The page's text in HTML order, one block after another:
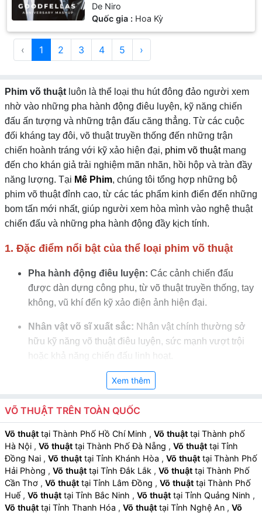
De Niro
Quốc gia : Hoa Kỳ
‹ 1 2 3 4 5 ›
Phim võ thuậtluôn là thể loại thu hút đông đảo người xem
nhờ vào những pha hành động điêu luyện, kỹ năng chiến
đấu ấn tượng và những trận đấu căng thẳng. Từ các cuộc
đối kháng tay đôi, võ thuật truyền thống đến những trận
chiến hoành tráng với kỹ xảo hiện đại, phim võ thuậtmang
đến cho khán giả trải nghiệm mãn nhãn, hồi hộp và tràn đầy
năng lượng. Tại Mê Phim, chúng tôi tổng hợp những bộ
phim võ thuật đỉnh cao, từ các tác phẩm kinh điển đến những
bom tấn mới nhất, giúp người xem hòa mình vào nghệ thuật
chiến đấu và những pha hành động đầy kịch tính.
1. Đặc điểm nổi bật của thể loại phim võ thuật
Pha hành động điêu luyện: Các cảnh chiến đấu
được dàn dựng công phu, từ võ thuật truyền thống, tay
không, vũ khí đến kỹ xảo điện ảnh hiện đại.
Nhân vật võ sĩ xuất sắc: Nhân vật chính thường sở
hữu kỹ năng võ thuật điêu luyện, sức mạnh vượt trội
hoặc khả năng chiến đấu linh hoạt.
Câu chuyện tranh đấu và danh dự:
danh dự hoặc các sứ mệnh quan trọng.
Hiệu ứng hình ảnh và âm nhạc sống động:Kỹ xảo
chiến đấu, ánh sáng, âm nhạc hùng tráng và hiệu ứng
âm thanh tăng cảm giác kịch tính và chân thực.
Xem thêm
VÕ THUẬT TRÊN TOÀN QUỐC
Võ thuật tại Thành Phố Hồ Chí Minh , Võ thuật tại Thành phố
Hà Nội , Võ thuật tại Thành Phố Đà Nẵng , Võ thuật tại Tỉnh
Đồng Nai , Võ thuật tại Tỉnh Khánh Hòa , Võ thuật tại Thành Phố
Hải Phòng , Võ thuật tại Tỉnh Đắk Lắk , Võ thuật tại Thành Phố
Cần Thơ , Võ thuật tại Tỉnh Lâm Đồng , Võ thuật tại Thành Phố
Huế , Võ thuật tại Tỉnh Bắc Ninh , Võ thuật tại Tỉnh Quảng Ninh ,
Võ thuật tại Tỉnh Thanh Hóa , Võ thuật tại Tỉnh Nghệ An , Võ